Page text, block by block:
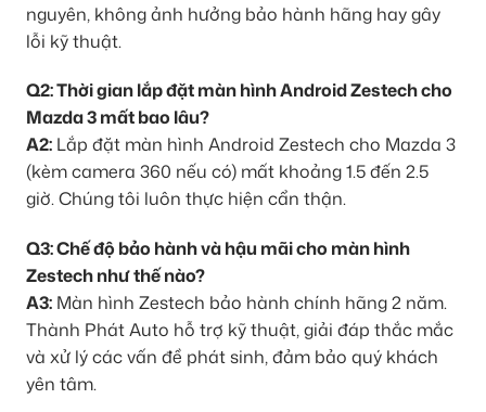
nguyên, không ảnh hưởng bảo hành hãng hay gây
lỗi kỹ thuật.
Q2: Thời gian lắp đặt màn hình Android Zestech cho
Mazda 3 mất bao lâu?
A2: Lắp đặt màn hình Android Zestech cho Mazda 3
(kèm camera 360 nếu có) mất khoảng 1.5 đến 2.5
giờ. Chúng tôi luôn thực hiện cẩn thận.
Q3: Chế độ bảo hành và hậu mãi cho màn hình
Zestech như thế nào?
A3: Màn hình Zestech bảo hành chính hãng 2 năm.
Thành Phát Auto hỗ trợ kỹ thuật, giải đáp thắc mắc
và xử lý các vấn đề phát sinh, đảm bảo quý khách
yên tâm.